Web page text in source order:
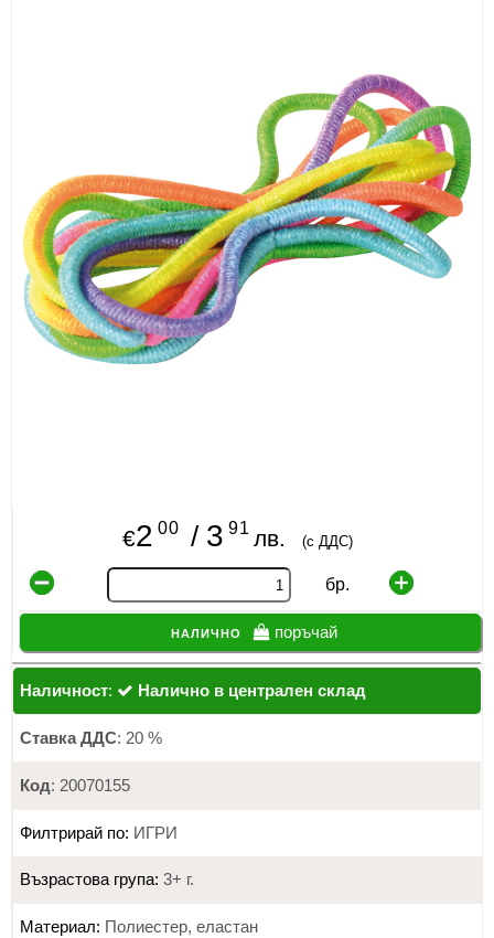
СПОРТ
МЕБЕЛИ И ОБОРУДВАНЕ
КАНЦЕЛАРСКИ МАТЕРИАЛИ
КНИГИ И УЧЕБНИЦИ
БДП
€2 00 / 3 91 лв. (с ДДС)
бр.
налично поръчай
Наличност: Налично в централен склад
Ставка ДДС: 20 %
Код: 20070155
Филтрирай по: ИГРИ
Възрастова група: 3+ г.
Материал: Полиестер, еластан